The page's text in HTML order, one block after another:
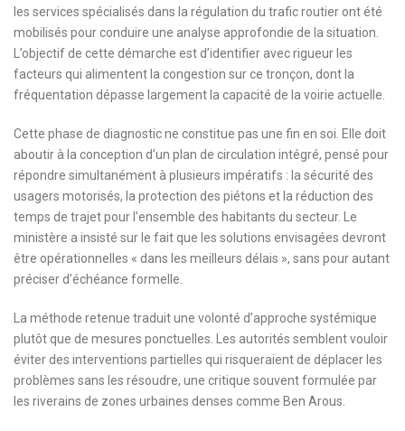
les services spécialisés dans la régulation du trafic routier ont été
mobilisés pour conduire une analyse approfondie de la situation.
L’objectif de cette démarche est d’identifier avec rigueur les
facteurs qui alimentent la congestion sur ce tronçon, dont la
fréquentation dépasse largement la capacité de la voirie actuelle.
Cette phase de diagnostic ne constitue pas une fin en soi. Elle doit
aboutir à la conception d’un plan de circulation intégré, pensé pour
répondre simultanément à plusieurs impératifs : la sécurité des
usagers motorisés, la protection des piétons et la réduction des
temps de trajet pour l’ensemble des habitants du secteur. Le
ministère a insisté sur le fait que les solutions envisagées devront
être opérationnelles « dans les meilleurs délais », sans pour autant
préciser d’échéance formelle.
La méthode retenue traduit une volonté d’approche systémique
plutôt que de mesures ponctuelles. Les autorités semblent vouloir
éviter des interventions partielles qui risqueraient de déplacer les
problèmes sans les résoudre, une critique souvent formulée par
les riverains de zones urbaines denses comme Ben Arous.